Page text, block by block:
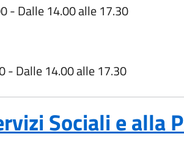
- Dalle 14.00 alle 17.30
- Dalle 14.00 alle 17.30
Sociali e alla